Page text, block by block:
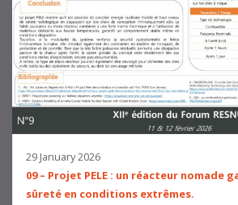
29 January 2026
09 – Projet PELE : un réacteur nomade
sûreté en conditions extrêmes.